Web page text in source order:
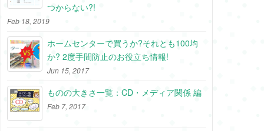
つからない?!
Feb 18, 2019
ホームセンターで買うか?それとも100均
か? 2度手間防止のお役立ち情報!
Jun 15, 2017
ものの大きさ一覧：CD・メディア関係 編
Feb 7, 2017